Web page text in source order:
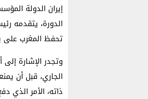
إيران الدولة
تحفظ المغرب على
وتجدر الإشارة إلى
الجاري، قبل أن
ذاته، الأمر